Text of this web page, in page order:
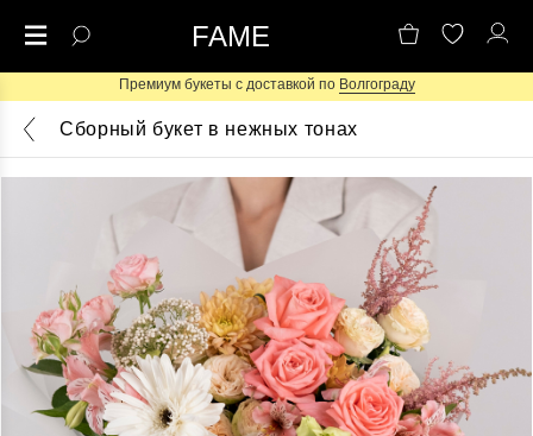
FAME
Премиум букеты с доставкой по Волгограду
Сборный букет в нежных тонах